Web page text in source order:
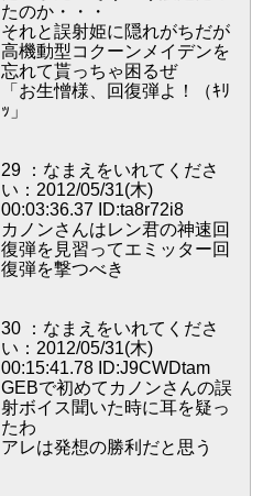
たのか・・・
それと誤射姫に隠れがちだが
高機動型コクーンメイデンを
忘れて貰っちゃ困るぜ
「お生憎様、回復弾よ！（ｷﾘ
ｯ」
29 ：なまえをいれてくださ
い：2012/05/31(木)
00:03:36.37 ID:ta8r72i8
カノンさんはレン君の神速回
復弾を見習ってエミッター回
復弾を撃つべき
30 ：なまえをいれてくださ
い：2012/05/31(木)
00:15:41.78 ID:J9CWDtam
GEBで初めてカノンさんの誤
射ボイス聞いた時に耳を疑っ
たわ
アレは発想の勝利だと思う